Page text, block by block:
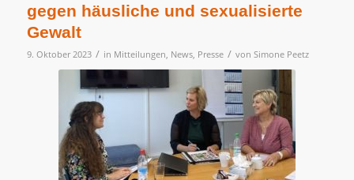
gegen häusliche und sexualisierte
Gewalt
9. Oktober 2023 / in Mitteilungen News, Presse / von Simone Peetz